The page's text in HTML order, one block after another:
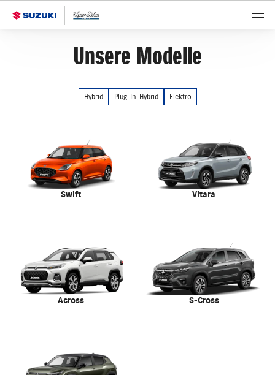
Unsere Modelle
Hybrid Plug-In-Hybrid Elektro
Swift Vitara
Across S-Cross